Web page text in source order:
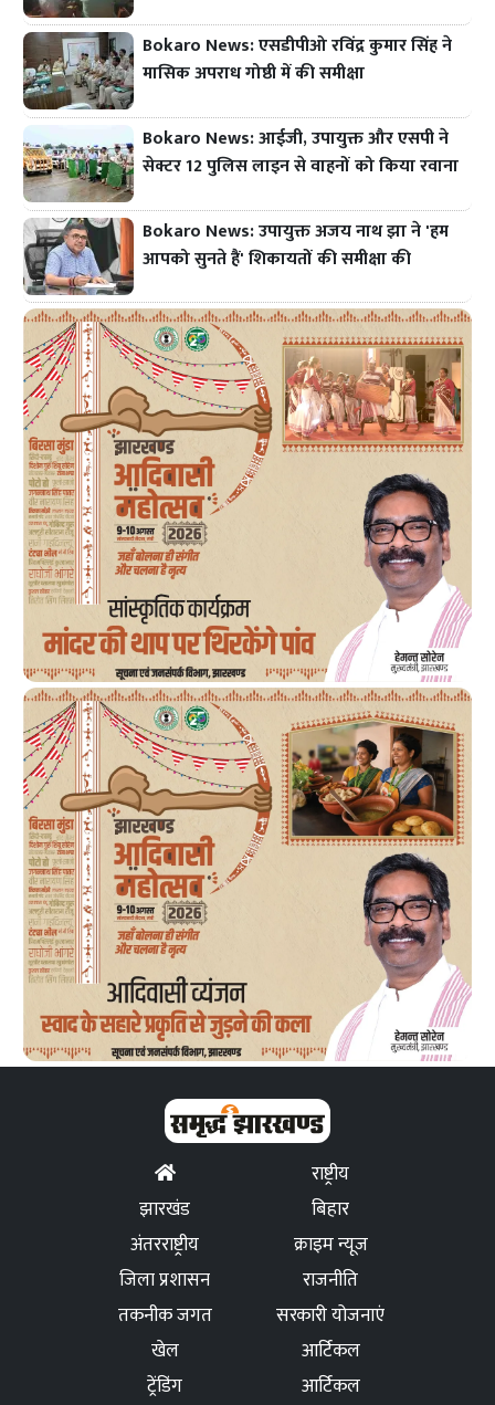
Bokaro News: एसडीपीओ रविंद्र कुमार सिंह ने
मासिक अपराध गोष्ठी में की समीक्षा
Bokaro News: आईजी, उपायुक्त और एसपी ने
सेक्टर 12 पुलिस लाइन से वाहनों को किया रवाना
Bokaro News: उपायुक्त अजय नाथ झा ने 'हम
आपको सुनते हैं' शिकायतों की समीक्षा की
राष्ट्रीय
झारखंड
बिहार
अंतरराष्ट्रीय
क्राइम न्यूज
जिला प्रशासन
राजनीति
तकनीक जगत
सरकारी योजनाएं
खेल
आर्टिकल
ट्रेंडिंग
आर्टिकल